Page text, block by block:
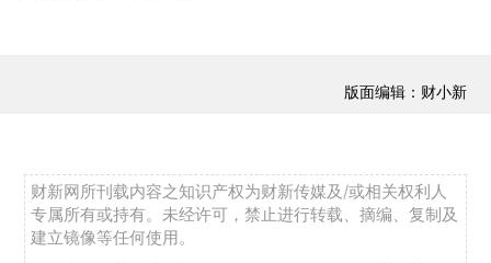
版面编辑：财小新
财新网所刊载内容之知识产权为财新传媒及/或相关权利人
专属所有或持有。未经许可，禁止进行转载、摘编、复制及
建立镜像等任何使用。